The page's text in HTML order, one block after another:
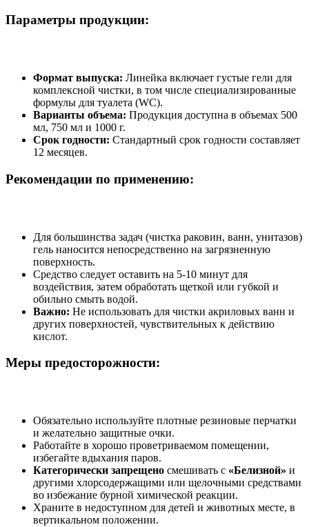
Параметры продукции:
Формат выпуска: Линейка включает густые гели для
комплексной чистки, в том числе специализированные
формулы для туалета (WC).
Варианты объема: Продукция доступна в объемах 500
мл, 750 мл и 1000 г.
Срок годности: Стандартный срок годности составляет
12 месяцев.
Рекомендации по применению:
Для большинства задач (чистка раковин, ванн, унитазов)
гель наносится непосредственно на загрязненную
поверхность.
Средство следует оставить на 5-10 минут для
воздействия, затем обработать щеткой или губкой и
обильно смыть водой.
Важно: Не использовать для чистки акриловых ванн и
других поверхностей, чувствительных к действию
кислот.
Меры предосторожности:
Обязательно используйте плотные резиновые перчатки
и желательно защитные очки.
Работайте в хорошо проветриваемом помещении,
избегайте вдыхания паров.
Категорически запрещено смешивать с «Белизной» и
другими хлорсодержащими или щелочными средствами
во избежание бурной химической реакции.
Храните в недоступном для детей и животных месте, в
вертикальном положении.